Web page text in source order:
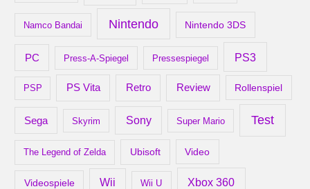
Namco Bandai Nintendo Nintendo 3DS
PC Press-A-Spiegel Pressespiegel PS3
PSP PS Vita Retro Review Rollenspiel
Sega Skyrim Sony Super Mario Test
The Legend of Zelda Ubisoft Video
Videospiele Wii Wii U Xbox 360